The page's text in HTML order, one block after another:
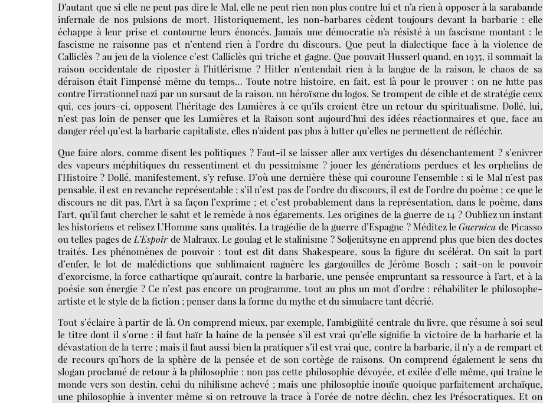
D’autant que si elle ne peut pas dire le Mal, elle ne peut rien non plus contre lui et n’a rien à opposer à la sarabande
infernale de nos pulsions de mort. Historiquement, les non-barbares cèdent toujours devant la barbarie : elle
échappe à leur prise et contourne leurs énoncés. Jamais une démocratie n’a résisté à un fascisme montant : le
fascisme ne raisonne pas et n’entend rien à l’ordre du discours. Que peut la dialectique face à la violence de
Calliclès ? au jeu de la violence c’est Calliclès qui triche et gagne. Que pouvait Husserl quand, en 1935, il sommait la
raison occidentale de riposter à l’hitlérisme ? Hitler n’entendait rien à la langue de la raison, le chaos de sa
déraison était l’impensé même du temps… Toute notre histoire, en fait, est là pour le prouver : on ne lutte pas
contre l’irrationnel nazi par un sursaut de la raison, un héroïsme du logos. Se trompent de cible et de stratégie ceux
qui, ces jours-ci, opposent l’héritage des Lumières à ce qu’ils croient être un retour du spiritualisme. Dollé, lui,
n’est pas loin de penser que les Lumières et la Raison sont aujourd’hui des idées réactionnaires et que, face au
danger réel qu’est la barbarie capitaliste, elles n’aident pas plus à lutter qu’elles ne permettent de réfléchir.
Que faire alors, comme disent les politiques ? Faut-il se laisser aller aux vertiges du désenchantement ? s’enivrer
des vapeurs méphitiques du ressentiment et du pessimisme ? jouer les générations perdues et les orphelins de
l’Histoire ? Dollé, manifestement, s’y refuse. D’où une dernière thèse qui couronne l’ensemble : si le Mal n’est pas
pensable, il est en revanche représentable ; s’il n’est pas de l’ordre du discours, il est de l’ordre du poème ; ce que le
discours ne dit pas, l’Art à sa façon l’exprime ; et c’est probablement dans la représentation, dans le poème, dans
l’art, qu’il faut chercher le salut et le remède à nos égarements. Les origines de la guerre de 14 ? Oubliez un instant
les historiens et relisez L’Homme sans qualités. La tragédie de la guerre d’Espagne ? Méditez leGuernica de Picasso
ou telles pages de L’Espoir de Malraux. Le goulag et le stalinisme ? Soljenitsyne en apprend plus que bien des doctes
traités. Les phénomènes de pouvoir : tout est dit dans Shakespeare, sous la figure du scélérat. On sait la part
d’enfer, le lot de malédictions que sublimaient naguère les gargouilles de Jérôme Bosch ; sait-on le pouvoir
d’exorcisme, la force cathartique qu’aurait, contre la barbarie, une pensée empruntant sa ressource à l’art, et à la
poésie son énergie ? Ce n’est pas encore un programme, tout au plus un mot d’ordre : réhabiliter le philosophe-
artiste et le style de la fiction ; penser dans la forme du mythe et du simulacre tant décrié.
Tout s’éclaire à partir de là. On comprend mieux, par exemple, l’ambigüité centrale du livre, que résume à soi seul
le titre dont il s’orne : il faut haïr la haine de la pensée s’il est vrai qu’elle signifie la victoire de la barbarie et la
dévastation de la terre ; mais il faut aussi bien la pratiquer s’il est vrai que, contre la barbarie, il n’y a de rempart et
de recours qu’hors de la sphère de la pensée et de son cortège de raisons. On comprend également le sens du
slogan proclamé de retour à la philosophie : non pas cette philosophie dévoyée, et exilée d’elle même, qui traîne le
monde vers son destin, celui du nihilisme achevé ; mais une philosophie inouïe quoique parfaitement archaïque,
une philosophie à inventer même si on retrouve la trace à l’orée de notre déclin, chez les Présocratiques. Et on